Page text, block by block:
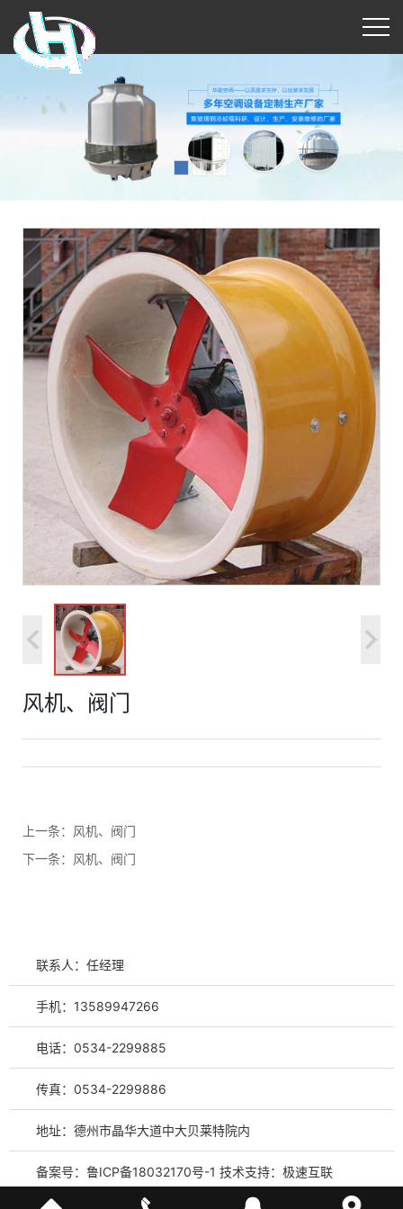
风机、阀门
上一条： 风机、阀门
下一条： 风机、阀门
联系人：任经理
手机：13589947266
电话：0534-2299885
传真：0534-2299886
地址：德州市晶华大道中大贝莱特院内
备案号： 鲁ICP备18032170号-1 技术支持： 极速互联